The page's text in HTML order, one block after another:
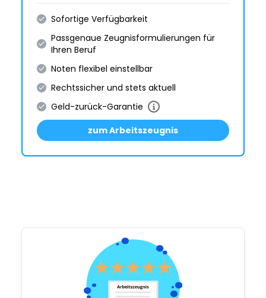
Sofortige Verfügbarkeit
Passgenaue Zeugnis­formulie­rungen für
Ihren Beruf
Noten flexibel einstellbar
Rechtssicher und stets aktuell
Geld-zurück-Garantie
zum Arbeitszeugnis